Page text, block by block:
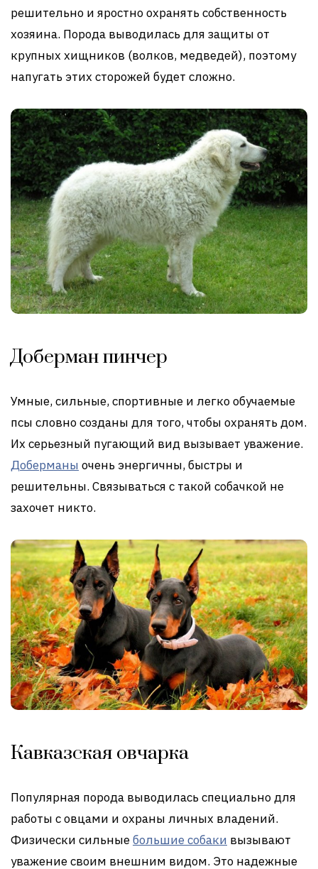
решительно и яростно охранять собственность
хозяина. Порода выводилась для защиты от
крупных хищников (волков, медведей), поэтому
напугать этих сторожей будет сложно.
Доберман пинчер
Умные, сильные, спортивные и легко обучаемые
псы словно созданы для того, чтобы охранять дом.
Их серьезный пугающий вид вызывает уважение.
Доберманы очень энергичны, быстры и
решительны. Связываться с такой собачкой не
захочет никто.
Кавказская овчарка
Популярная порода выводилась специально для
работы с овцами и охраны личных владений.
Физически сильныебольшие собаки вызывают
уважение своим внешним видом. Это надежные